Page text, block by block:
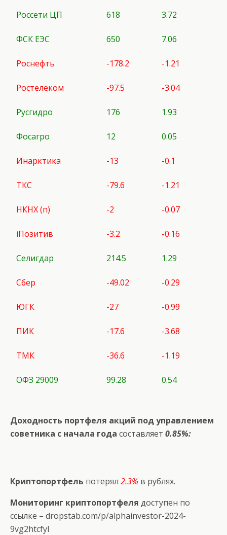
Россети ЦП 618 3.72
ФСК ЕЭС 650 7.06
Роснефть -178.2 -1.21
Ростелеком -97.5 -3.04
Русгидро 176 1.93
Фосагро 12 0.05
Инарктика -13 -0.1
ТКС -79.6 -1.21
НКНХ (п) -2 -0.07
iПозитив -3.2 -0.16
Селигдар 214.5 1.29
Сбер -49.02 -0.29
ЮГК -27 -0.99
ПИК -17.6 -3.68
ТМК -36.6 -1.19
ОФЗ 29009 99.28 0.54
Доходность портфеля акций под управлением
советника с начала года составляет 0.85%:
Криптопортфель потерял 2.3% в рублях.
Мониторинг криптопортфеля доступен по
ссылке – dropstab.com/p/alphainvestor-2024-
9vg2htcfyl